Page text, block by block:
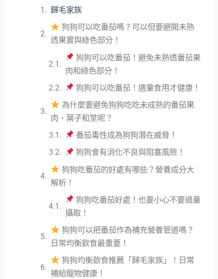
歸毛家族
狗狗可以吃番茄嗎？可以但要避開未熟
透果實與綠色部分！
狗狗可以吃番茄！避免未熟透番茄果
肉和綠色部分！
狗狗可以吃番茄！適量食用才健康！
為什麼要避免狗狗吃吃未成熟的番茄果
肉、葉子和莖呢？
番茄毒性成為狗狗潛在威脅！
狗狗會有消化不良與阻塞風險！
狗狗吃番茄的好處有哪些？營養成分大
解析！
狗狗吃番茄好處！也要小心不要過量
攝取！
狗狗可以把番茄作為補充營養管道嗎？
日常均衡飲食最重要！
狗狗均衡飲食推薦「歸毛家族」！日常
補給寵物健康！